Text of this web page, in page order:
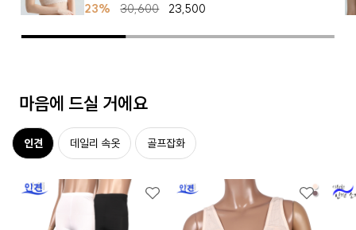
23%
30,600 23,500
마음에 드실 거에요
인견 데일리 속옷 골프잡화